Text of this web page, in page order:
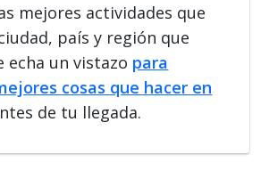
mejores actividades que
país y región que
echa un vistazo para
cosas que hacer en
de tu llegada.